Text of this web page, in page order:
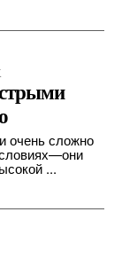
очень сложно
...